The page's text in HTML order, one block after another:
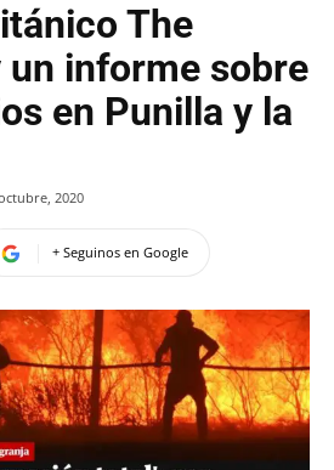
The
un informe sobre
en Punilla y la
2020
+ Seguinos en Google